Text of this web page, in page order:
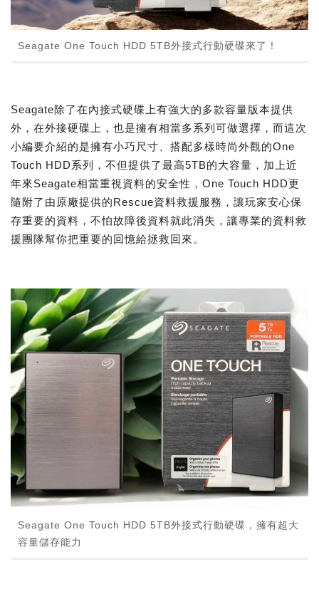
Seagate One Touch HDD 5TB外接式行動硬碟來了！
Seagate除了在內接式硬碟上有強大的多款容量版本提供
外，在外接硬碟上，也是擁有相當多系列可做選擇，而這次
小編要介紹的是擁有小巧尺寸、搭配多樣時尚外觀的One
Touch HDD系列，不但提供了最高5TB的大容量，加上近
年來Seagate相當重視資料的安全性，One Touch HDD更
隨附了由原廠提供的Rescue資料救援服務，讓玩家安心保
存重要的資料，不怕故障後資料就此消失，讓專業的資料救
援團隊幫你把重要的回憶給拯救回來。
Seagate One Touch HDD 5TB外接式行動硬碟，擁有超大
容量儲存能力